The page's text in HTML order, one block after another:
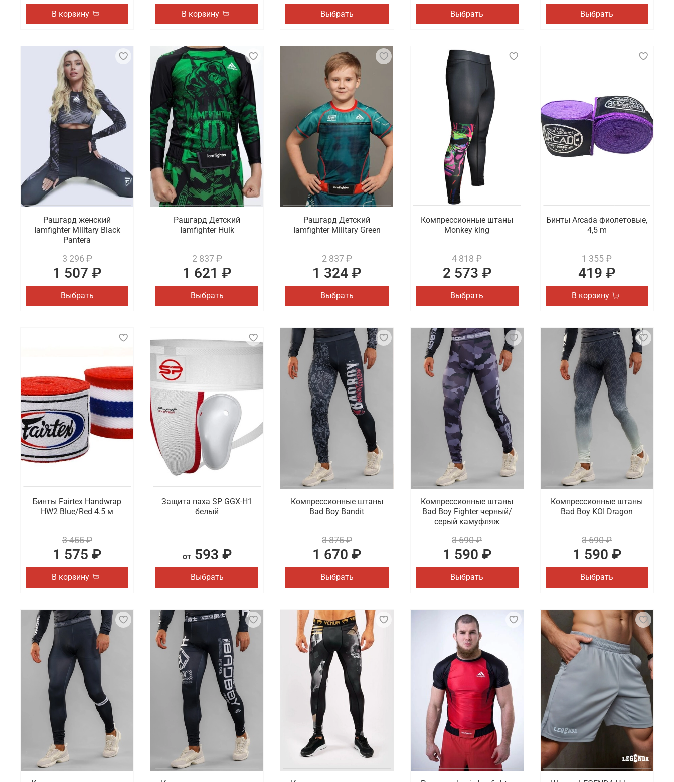
В корзину В корзину Выбрать Выбрать Выбрать
Рашгард женский
Iamfighter Military Black
Pantera
3 296 ₽
1 507 ₽
Выбрать
Рашгард Детский
Iamfighter Hulk
2 837 ₽
1 621 ₽
Выбрать
Рашгард Детский
Iamfighter Military Green
2 837 ₽
1 324 ₽
Выбрать
Компрессионные штаны
Monkey king
4 818 ₽
2 573 ₽
Выбрать
Бинты Arcada фиолетовые,
4,5 m
1 355 ₽
419 ₽
В корзину
Бинты Fairtex Handwrap
HW2 Blue/Red 4.5 м
3 455 ₽
1 575 ₽
В корзину
Защита паха SP GGX-H1
белый
от593 ₽
Выбрать
Компрессионные штаны
Bad Boy Bandit
3 875 ₽
1 670 ₽
Выбрать
Компрессионные штаны
Bad Boy Fighter черный/
серый камуфляж
3 690 ₽
1 590 ₽
Выбрать
Компрессионные штаны
Bad Boy KOI Dragon
3 690 ₽
1 590 ₽
Выбрать